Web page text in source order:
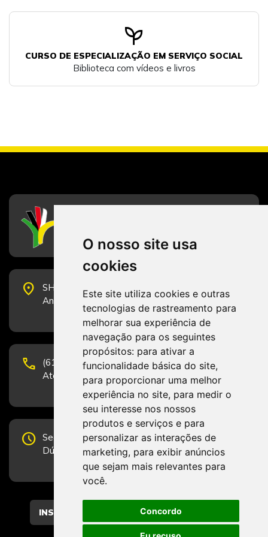
O nosso site usa
cookies
Este site utiliza cookies e outras
tecnologias de rastreamento para
melhorar sua experiência de
navegação para os seguintes
propósitos: para ativar a
funcionalidade básica do site,
para proporcionar uma melhor
experiência no site, para medir o
seu interesse nos nossos
produtos e serviços e para
personalizar as interações de
marketing, para exibir anúncios
que sejam mais relevantes para
você.
Concordo
psychiatry
CURSO DE ESPECIALIZAÇÃO EM SERVIÇO SOCIAL
Biblioteca com vídeos e livros
place
SHS Quadra 6, Bloco E, Complexo Brasil 21, 20º
Andar, Sala 2001 - CEP 70322-915 - Brasília/DF
phone
(61) 3223-1652 e (61) 98131-3801.
Atendimento por telefone em horário comercial
schedule Segunda-feira a Sexta-feira de 12h às 19h.
Dúvidas e sugestões pelo Fale Conosco.